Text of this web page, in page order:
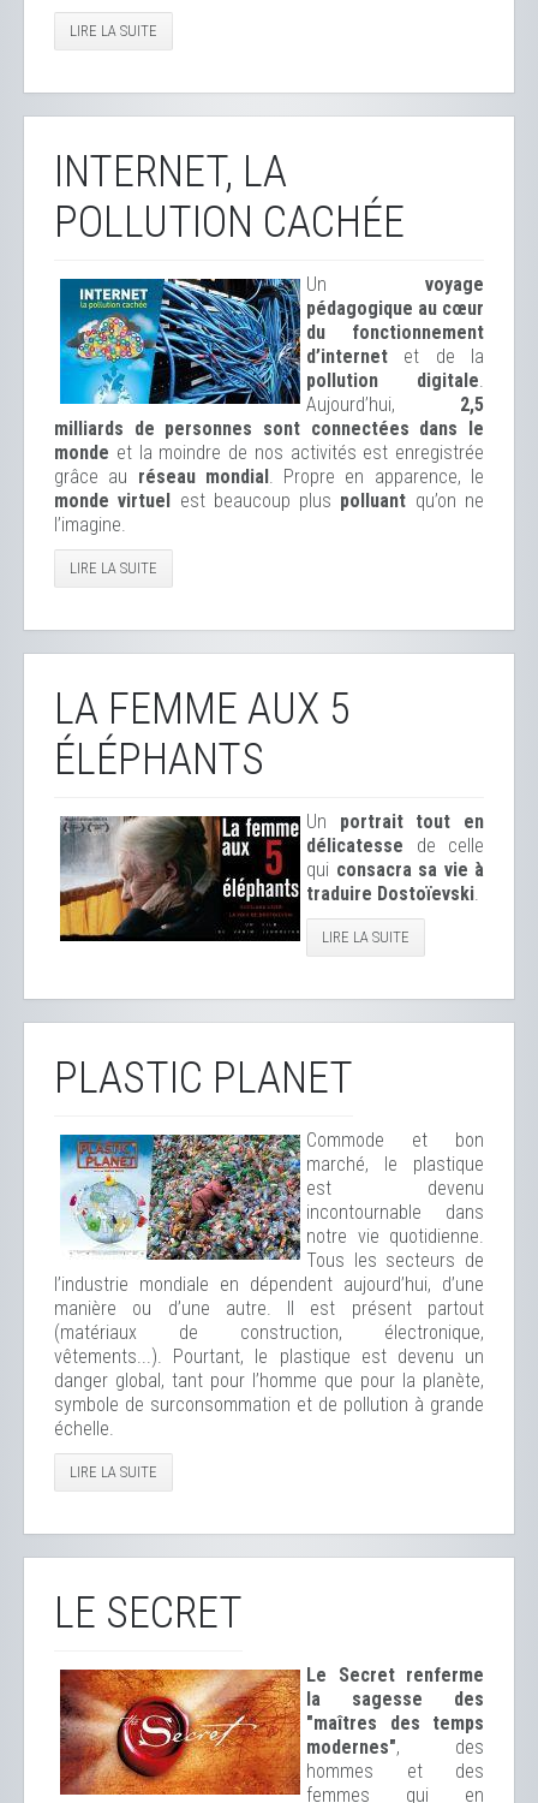
LIRE LA SUITE
INTERNET, LA
POLLUTION CACHÉE
Un voyage
pédagogique au cœur
du fonctionnement
d’internet et de la
pollution digitale.
Aujourd’hui, 2,5
milliards de personnes sont connectées dans le
monde et la moindre de nos activités est enregistrée
grâce au réseau mondial. Propre en apparence, le
monde virtuel est beaucoup plus polluant qu’on ne
l’imagine.
LIRE LA SUITE
LA FEMME AUX 5
ÉLÉPHANTS
Un portrait tout en
délicatesse de celle
qui consacra sa vie à
traduire Dostoïevski.
LIRE LA SUITE
PLASTIC PLANET
Commode et bon
marché, le plastique
est devenu
incontournable dans
notre vie quotidienne.
Tous les secteurs de
l’industrie mondiale en dépendent aujourd’hui, d’une
manière ou d’une autre. Il est présent partout
(matériaux de construction, électronique,
vêtements...). Pourtant, le plastique est devenu un
danger global, tant pour l’homme que pour la planète,
symbole de surconsommation et de pollution à grande
échelle.
LIRE LA SUITE
LE SECRET
Le Secret renferme
la sagesse des
"maîtres des temps
modernes", des
hommes et des
femmes qui en